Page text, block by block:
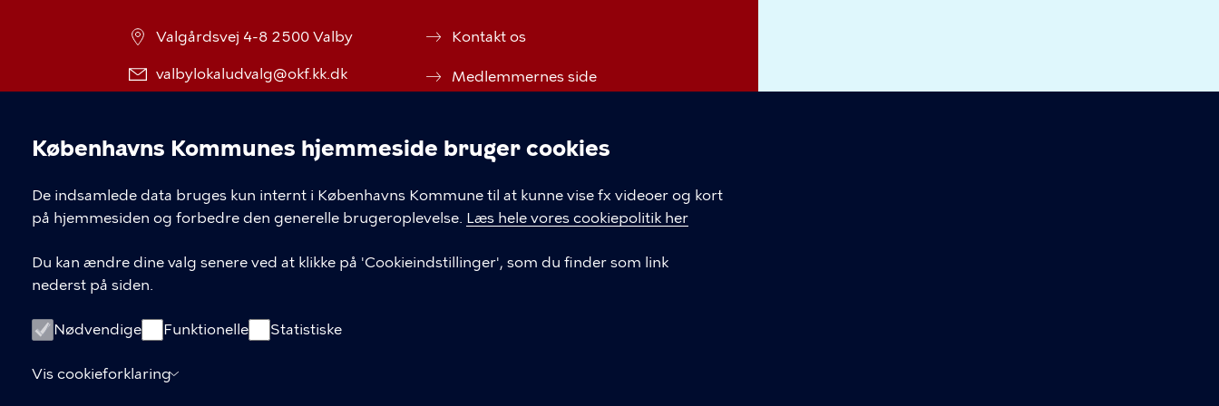
Cookieindstillinger
Københavns Kommunes hjemmeside bruger cookies
De indsamlede data bruges kun internt i Københavns Kommune til at kunne vise fx videoer og kort
på hjemmesiden og forbedre den generelle brugeroplevelse. Læs hele vores cookiepolitik her
Du kan ændre dine valg senere ved at klikke på 'Cookieindstillinger', som du finder som link
nederst på siden.
Nødvendige Funktionelle Statistiske
Vis cookieforklaring
Valgårdsvej 4-8 2500 Valby
valbylokaludvalg@okf.kk.dk
Kontakt os
Medlemmernes side
Facebook
Cookiepolitik